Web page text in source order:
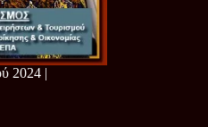
2024 |